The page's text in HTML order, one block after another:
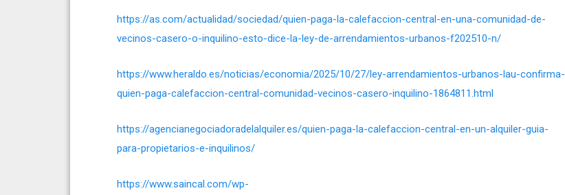
https://as.com/actualidad/sociedad/quien-paga-la-calefaccion-central-en-una-comunidad-de-
vecinos-casero-o-inquilino-esto-dice-la-ley-de-arrendamientos-urbanos-f202510-n/
https://www.heraldo.es/noticias/economia/2025/10/27/ley-arrendamientos-urbanos-lau-confirma-
quien-paga-calefaccion-central-comunidad-vecinos-casero-inquilino-1864811.html
https://agencianegociadoradelalquiler.es/quien-paga-la-calefaccion-central-en-un-alquiler-guia-
para-propietarios-e-inquilinos/
https://www.saincal.com/wp-